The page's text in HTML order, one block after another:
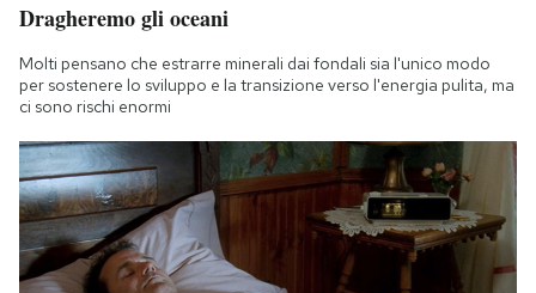
Dragheremo gli oceani
Molti pensano che estrarre minerali dai fondali sia l'unico modo
per sostenere lo sviluppo e la transizione verso l'energia pulita, ma
ci sono rischi enormi